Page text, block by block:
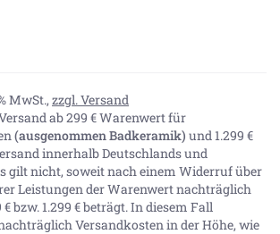
MwSt., zzgl. Versand
ab 299 € Warenwert für
(ausgenommen Badkeramik) und 1.299 €
innerhalb Deutschlands und
gilt nicht, soweit nach einem Widerruf über
Leistungen der Warenwert nachträglich
bzw. 1.299 € beträgt. In diesem Fall
Versandkosten in der Höhe, wie